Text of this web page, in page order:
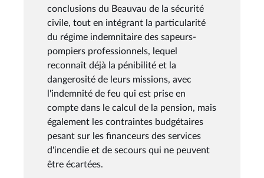
conclusions du Beauvau de la sécurité
civile, tout en intégrant la particularité
du régime indemnitaire des sapeurs-
pompiers professionnels, lequel
reconnaît déjà la pénibilité et la
dangerosité de leurs missions, avec
l'indemnité de feu qui est prise en
compte dans le calcul de la pension, mais
également les contraintes budgétaires
pesant sur les financeurs des services
d'incendie et de secours qui ne peuvent
être écartées.